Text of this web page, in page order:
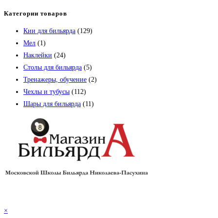
Категории товаров
Кии для бильярда (129)
Мел (1)
Наклейки (24)
Столы для бильярда (5)
Тренажеры, обучение (2)
Чехлы и тубусы (112)
Шары для бильярда (11)
×